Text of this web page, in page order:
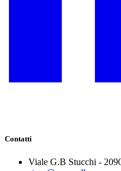
Contatti
Viale G.B Stucchi -